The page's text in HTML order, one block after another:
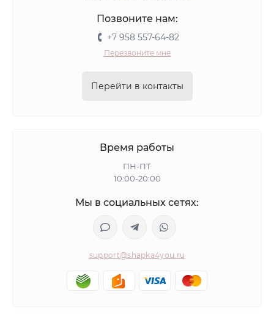
Позвоните нам:
+7 958 557-64-82
Перезвоните мне
Перейти в контакты
Время работы
ПН-ПТ
10:00-20:00
Мы в социальных сетях:
support@shapka4you.ru